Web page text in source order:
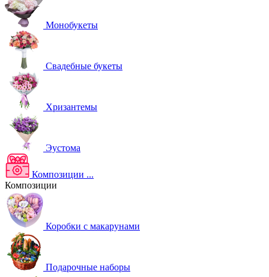
Монобукеты
Свадебные букеты
Хризантемы
Эустома
Композиции ...
Композиции
Коробки с макарунами
Подарочные наборы